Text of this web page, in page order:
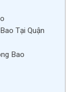
Tại Quận
Bao